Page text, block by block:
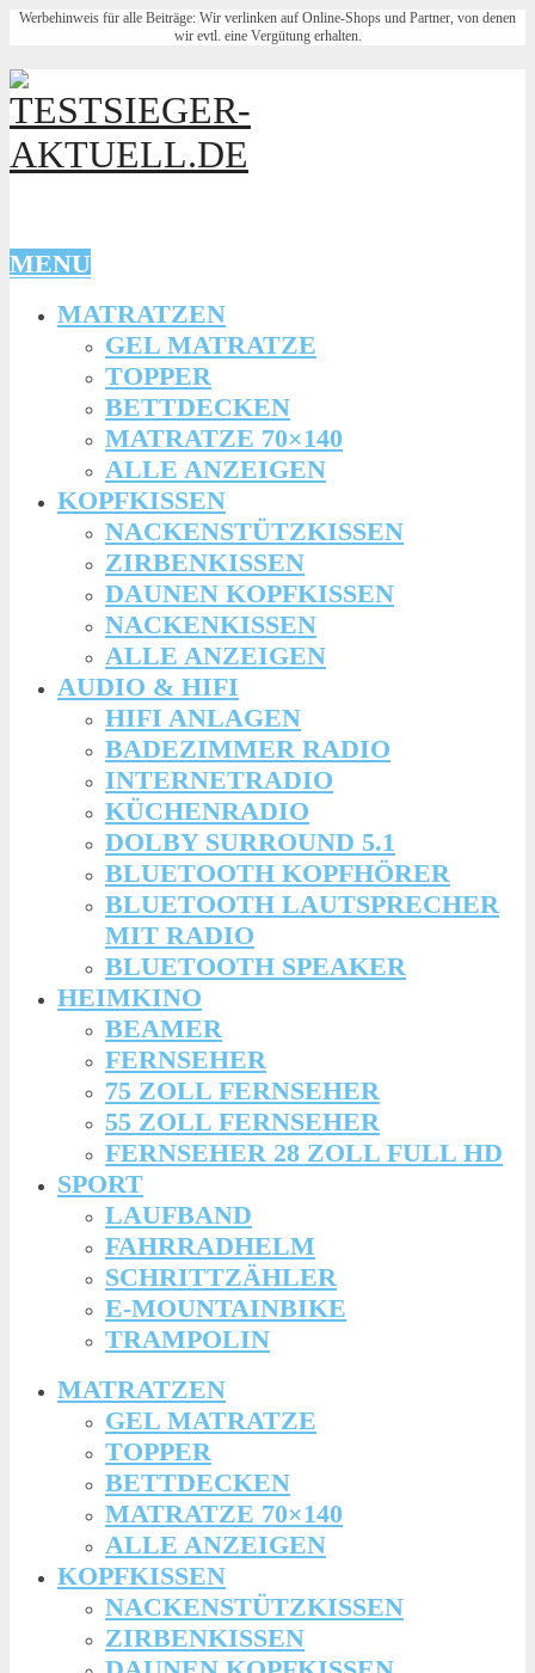
Werbehinweis für alle Beiträge: Wir verlinken auf Online-Shops und Partner, von denen
wir evtl. eine Vergütung erhalten.
MENU
MATRATZEN
GEL MATRATZE
TOPPER
BETTDECKEN
MATRATZE 70×140
ALLE ANZEIGEN
KOPFKISSEN
NACKENSTÜTZKISSEN
ZIRBENKISSEN
DAUNEN KOPFKISSEN
NACKENKISSEN
ALLE ANZEIGEN
AUDIO & HIFI
HIFI ANLAGEN
BADEZIMMER RADIO
INTERNETRADIO
KÜCHENRADIO
DOLBY SURROUND 5.1
BLUETOOTH KOPFHÖRER
BLUETOOTH LAUTSPRECHER
MIT RADIO
BLUETOOTH SPEAKER
HEIMKINO
BEAMER
FERNSEHER
75 ZOLL FERNSEHER
55 ZOLL FERNSEHER
FERNSEHER 28 ZOLL FULL HD
SPORT
LAUFBAND
FAHRRADHELM
SCHRITTZÄHLER
E-MOUNTAINBIKE
TRAMPOLIN
MATRATZEN
GEL MATRATZE
TOPPER
BETTDECKEN
MATRATZE 70×140
ALLE ANZEIGEN
KOPFKISSEN
NACKENSTÜTZKISSEN
ZIRBENKISSEN